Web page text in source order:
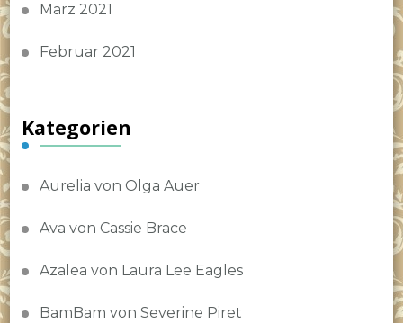
März 2021
Februar 2021
Kategorien
Aurelia von Olga Auer
Ava von Cassie Brace
Azalea von Laura Lee Eagles
BamBam von Severine Piret